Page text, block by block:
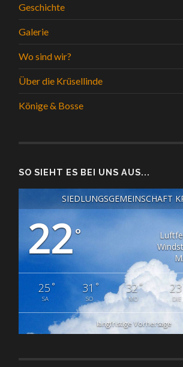
Geschichte
Galerie
Wo sind wir?
Über die Krüsellinde
Könige & Bosse
SO SIEHT ES BEI UNS AUS...
SIEDLUNGSGEMEINSCHAFT
22°
25°
SA
31 °
SO
32°
MO
23
DIE
langfristige Vorhersage